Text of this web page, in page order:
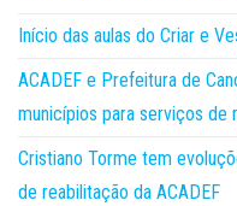
Início das aulas do Criar e
ACADEF e Prefeitura de
municípios para serviços de
Cristiano Torme tem
de reabilitação da ACADEF